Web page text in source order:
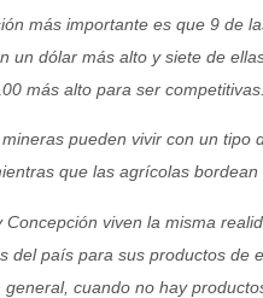
más importante es que 9 de
un dólar más alto y siete de
más alto para ser competitivas.
pueden vivir con un tipo
que las agrícolas bordean
Concepción viven la misma
del país para sus productos de
general, cuando no hay